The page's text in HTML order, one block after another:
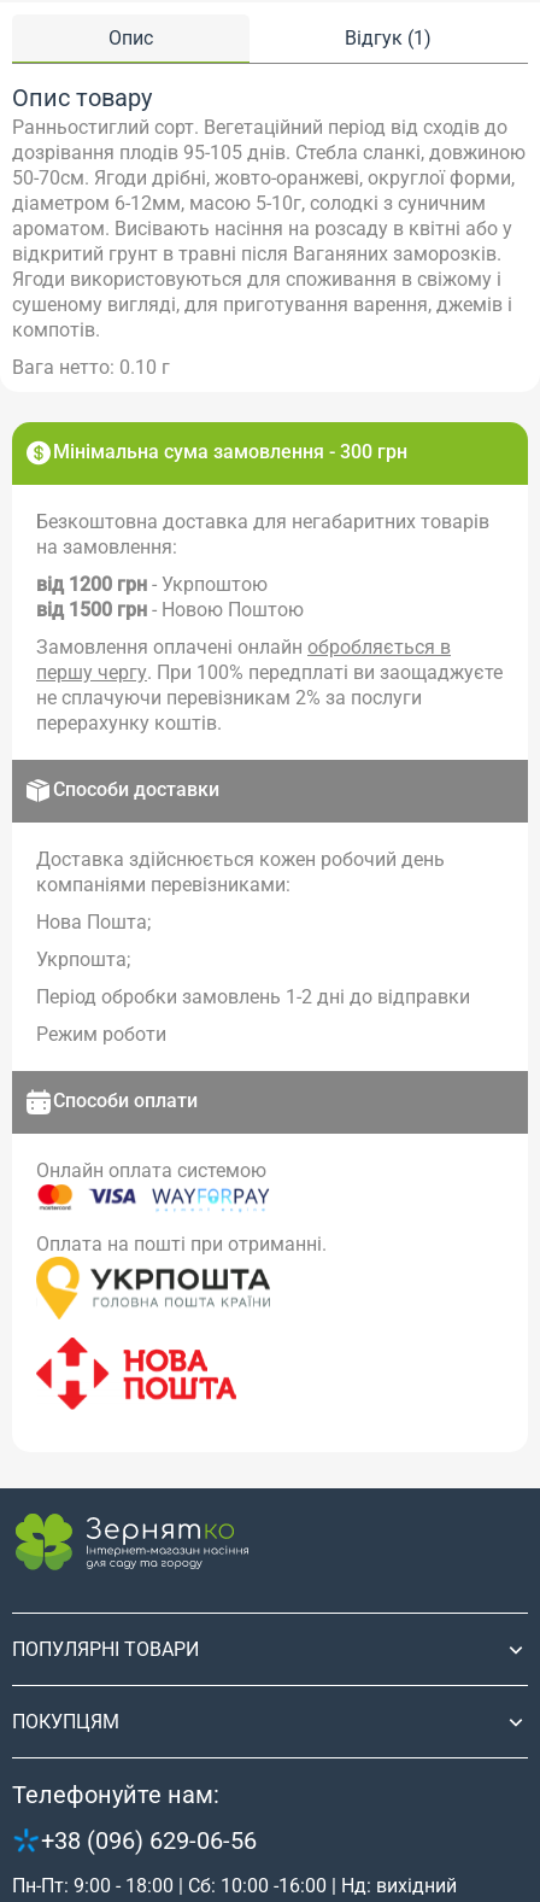
Мінімальна сума замовлення - 300 грн
Безкоштовна доставка для негабаритних товарів
на замовлення:
від 1200 грн - Укрпоштою
від 1500 грн - Новою Поштою
Замовлення оплачені онлайн обробляється в
першу чергу. При 100% передплаті ви заощаджуєте
не сплачуючи перевізникам 2% за послуги
перерахунку коштів.
Способи доставки
Доставка здійснюється кожен робочий день
компаніями перевізниками:
Нова Пошта;
Укрпошта;
Період обробки замовлень 1-2 дні до відправки
Режим роботи
Способи оплати
Онлайн оплата системою
Оплата на пошті при отриманні.
Опис Відгук (1)
Опис товару
Ранньостиглий сорт. Вегетаційний період від сходів до
дозрівання плодів 95-105 днів. Стебла сланкі, довжиною
50-70см. Ягоди дрібні, жовто-оранжеві, округлої форми,
діаметром 6-12мм, масою 5-10г, солодкі з суничним
ароматом. Висівають насіння на розсаду в квітні або у
відкритий грунт в травні після Ваганяних заморозків.
Ягоди використовуються для споживання в свіжому і
сушеному вигляді, для приготування варення, джемів і
компотів.
Вага нетто: 0.10 г
ПОПУЛЯРНІ ТОВАРИ
ПОКУПЦЯМ
Телефонуйте нам:
+38 (096) 629-06-56
Пн-Пт: 9:00 - 18:00 | Сб: 10:00 -16:00 | Нд: вихідний